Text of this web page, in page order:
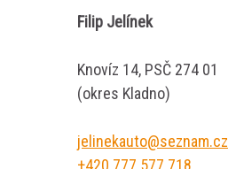
Filip Jelínek
Knovíz 14, PSČ 274 01
(okres Kladno)
jelinekauto@seznam.cz
+420 777 577 718